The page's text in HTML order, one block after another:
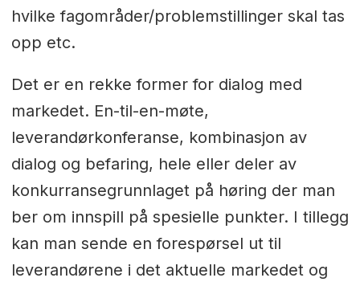
hvilke fagområder/problemstillinger skal tas
opp etc.
Det er en rekke former for dialog med
markedet. En-til-en-møte,
leverandørkonferanse, kombinasjon av
dialog og befaring, hele eller deler av
konkurransegrunnlaget på høring der man
ber om innspill på spesielle punkter. I tillegg
kan man sende en forespørsel ut til
leverandørene i det aktuelle markedet og